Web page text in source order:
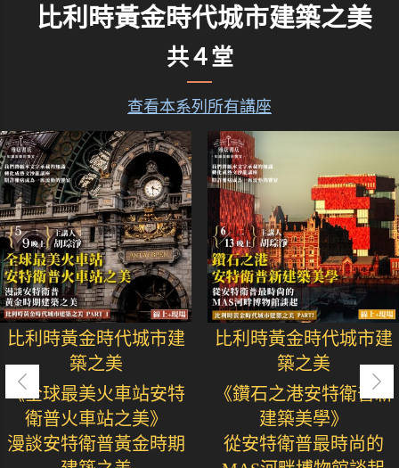
比利時黃金時代城市建築之美
共４堂
查看本系列所有講座
比利時黃金時代城市建
築之美
《全球最美火車站安特
衛普火車站之美》
漫談安特衛普黃金時期
比利時黃金時代城市建
築之美
《鑽石之港安特衛普新
建築美學》
從安特衛普最時尚的